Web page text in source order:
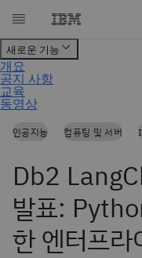
인공지능 컴퓨팅 및 서버
Db2
발표:
한 엔터프라